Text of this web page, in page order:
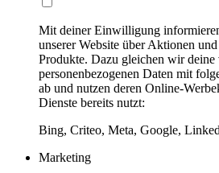
Mit deiner Einwilligung
unserer Website über Aktionen
Produkte. Dazu gleichen wir deine
personenbezogenen Daten mit
ab und nutzen deren Online-
Dienste bereits nutzt:
Bing, Criteo, Meta, Google,
Marketing